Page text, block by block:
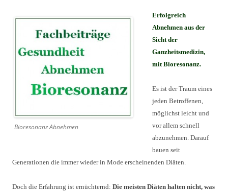
Bioresonanz Abnehmen
Erfolgreich
Abnehmen aus der
Sicht der
Ganzheitsmedizin,
mit Bioresonanz.
Es ist der Traum eines
jeden Betroffenen,
möglichst leicht und
vor allem schnell
abzunehmen. Darauf
bauen seit
Generationen die immer wieder in Mode erscheinenden Diäten.
Doch die Erfahrung ist ernüchternd: Die meisten Diäten halten nicht, was